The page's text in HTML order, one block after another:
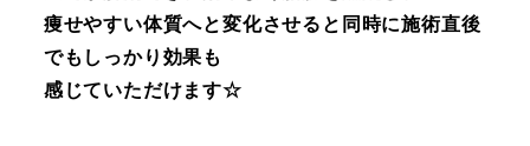
痩せやすい体質へと変化させると同時に施術直後
でもしっかり効果も
感じていただけます☆